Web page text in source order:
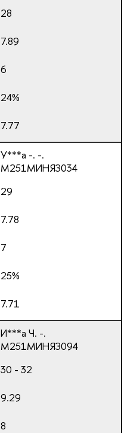
28
7.89
6
24%
7.77
У***а -. -.
М251МИНЯЗ034
29
7.78
7
25%
7.71
И***а Ч. -.
М251МИНЯЗ094
30 - 32
9.29
8